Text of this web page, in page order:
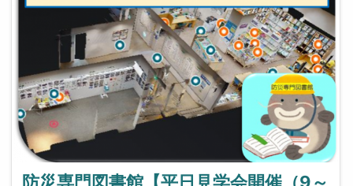
防災専門図書館【平日見学会開催（9～